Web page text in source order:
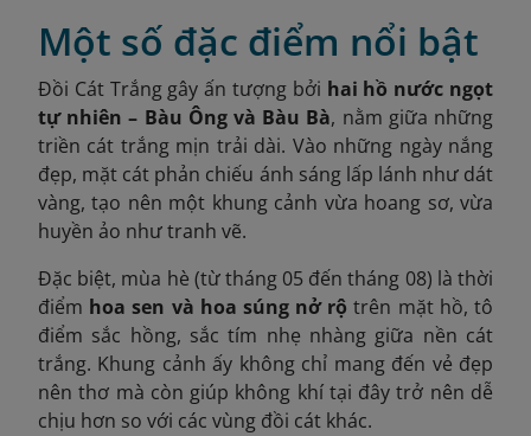
Một số đặc điểm nổi bật
Đồi Cát Trắng gây ấn tượng bởi hai hồ nước ngọt
tự nhiên – Bàu Ông và Bàu Bà, nằm giữa những
triền cát trắng mịn trải dài. Vào những ngày nắng
đẹp, mặt cát phản chiếu ánh sáng lấp lánh như dát
vàng, tạo nên một khung cảnh vừa hoang sơ, vừa
huyền ảo như tranh vẽ.
Đặc biệt, mùa hè (từ tháng 05 đến tháng 08) là thời
điểm hoa sen và hoa súng nở rộ trên mặt hồ, tô
điểm sắc hồng, sắc tím nhẹ nhàng giữa nền cát
trắng. Khung cảnh ấy không chỉ mang đến vẻ đẹp
nên thơ mà còn giúp không khí tại đây trở nên dễ
chịu hơn so với các vùng đồi cát khác.